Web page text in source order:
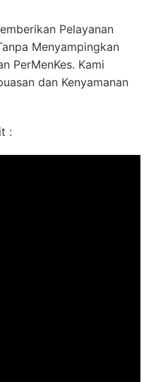
Pelayanan
Menyampingkan
PerMenKes. Kami
dan Kenyamanan
: